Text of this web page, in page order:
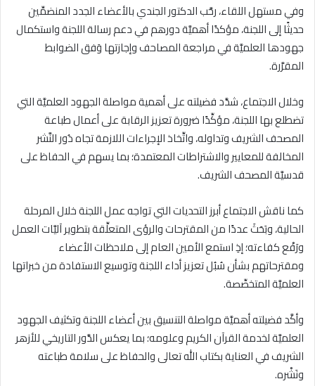
وفي مستهل اللقاء، رحَّب الدكتور الجندي بالأعضاء الجدد المنضمِّين
حديثًا إلى اللجنة، مؤكدًا أهميَّة دورهم في دعم رسالة اللجنة واستكمال
جهودها العلميَّة في مراجعة المصاحف وإجازتها وَفق الضوابط
المقرَّرة.
وخلال الاجتماع، شدَّد فضيلته على أهمية مواصلة الجهود العلميَّة التي
تضطلع بها اللجنة، مؤكِّدًا ضرورة تعزيز الرقابة على أعمال طباعة
المصحف الشريف وتداوله، واتِّخاذ الإجراءات اللازمة تجاه دُور النَّشر
المخالفة للمعايير والاشتراطات المعتمدة؛ بما يسهم في الحفاظ على
قدسيَّة المصحف الشريف.
كما ناقش الاجتماع أبرز التحديات التي تواجه عمل اللجنة خلال المرحلة
الحالية، وبَحَثَ عددًا من المقترحات والرؤى المتعلِّقة بتطوير آليَّات العمل
ورَفْع كفاءته؛ إذِ استمع الأمين العام إلى ملاحظات الأعضاء
ومقترحاتهم بشأن سُبُل تعزيز أداء اللجنة وتوسيع الاستفادة من خبراتها
العلميَّة المتخصِّصة.
وأكَّد فضيلته أهميَّة مواصلة التنسيق بين أعضاء اللجنة وتكثيف الجهود
العلميَّة لخدمة القرآن الكريم وعلومه؛ بما يعكس الدَّور التاريخي للأزهر
الشريف في العناية بكتاب الله تعالى والحفاظ على سلامة طباعته
ونَشْره.